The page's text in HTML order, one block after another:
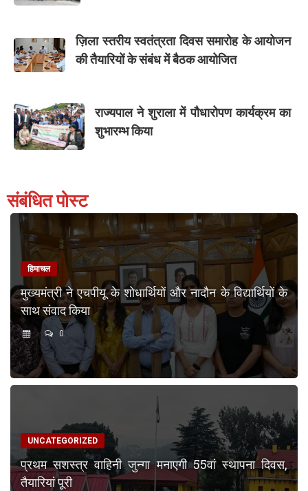
ज़िला स्तरीय स्वतंत्रता दिवस समारोह के आयोजन
की तैयारियों के संबंध में बैठक आयोजित
राज्यपाल ने शुराला में पौधारोपण कार्यक्रम का
शुभारम्भ किया
संबंधित पोस्ट
हिमाचल
मुख्यमंत्री ने एचपीयू के शोधार्थियों और नादौन के विद्यार्थियों के
साथ संवाद किया
0
UNCATEGORIZED
प्रथम सशस्त्र वाहिनी जुन्गा मनाएगी 55वां स्थापना दिवस,
तैयारियां पूरी